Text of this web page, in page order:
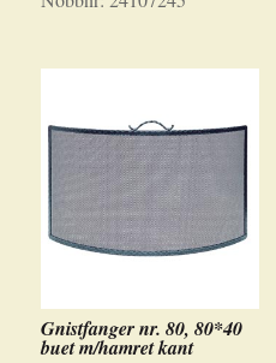
Gnistfanger nr. 80, 80*40
buet m/hamret kant